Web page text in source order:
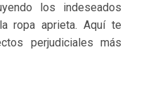
los indeseados
ropa aprieta. Aquí te
perjudiciales más